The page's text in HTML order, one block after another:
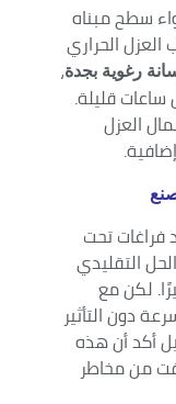
سطح مبناه
الحراري
رغوية بجدة،
قليلة.
العزل
فراغات تحت
التقليدي
لكن مع
دون التأثير
أكد أن هذه
من مخاطر